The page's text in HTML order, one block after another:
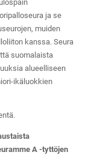
ja se
muiden
kanssa. Seura
suomalaista
alueelliseen
ikäluokkien
A -tyttöjen